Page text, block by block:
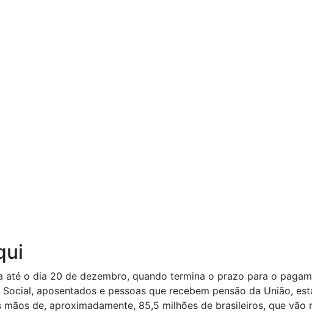
o dia 20 de dezembro, quando termina o prazo para o
aposentados e pessoas que recebem pensão da União,
de, aproximadamente, 85,5 milhões de brasileiros, que